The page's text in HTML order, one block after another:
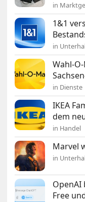
in
1&1
in
Wahl-
in Dienste
IKEA
dem
in Handel
Marvel
in
OpenAI
Free